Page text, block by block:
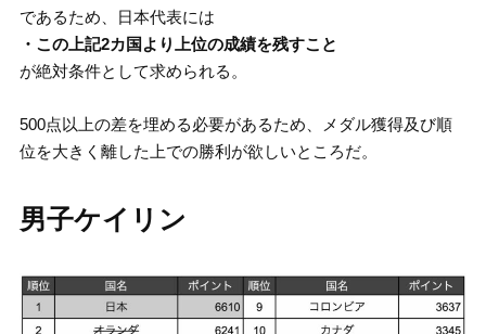
であるため、日本代表には
・この上記2カ国より上位の成績を残すこと
が絶対条件として求められる。
500点以上の差を埋める必要があるため、メダル獲得及び順
位を大きく離した上での勝利が欲しいところだ。
男子ケイリン